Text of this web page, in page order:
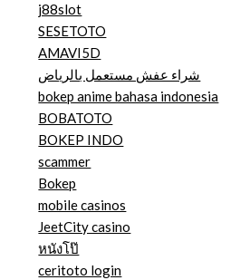
j88slot
SESETOTO
AMAVI5D
شراء عفش مستعمل بالرياض
bokep anime bahasa indonesia
BOBATOTO
BOKEP INDO
scammer
Bokep
mobile casinos
JeetCity casino
หนังโป๊
ceritoto login